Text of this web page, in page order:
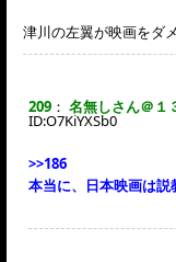
津川の左翼が映画をダ
209 ： 名無しさん＠１
ID:O7KiYXSb0
>>186
本当に、日本映画は